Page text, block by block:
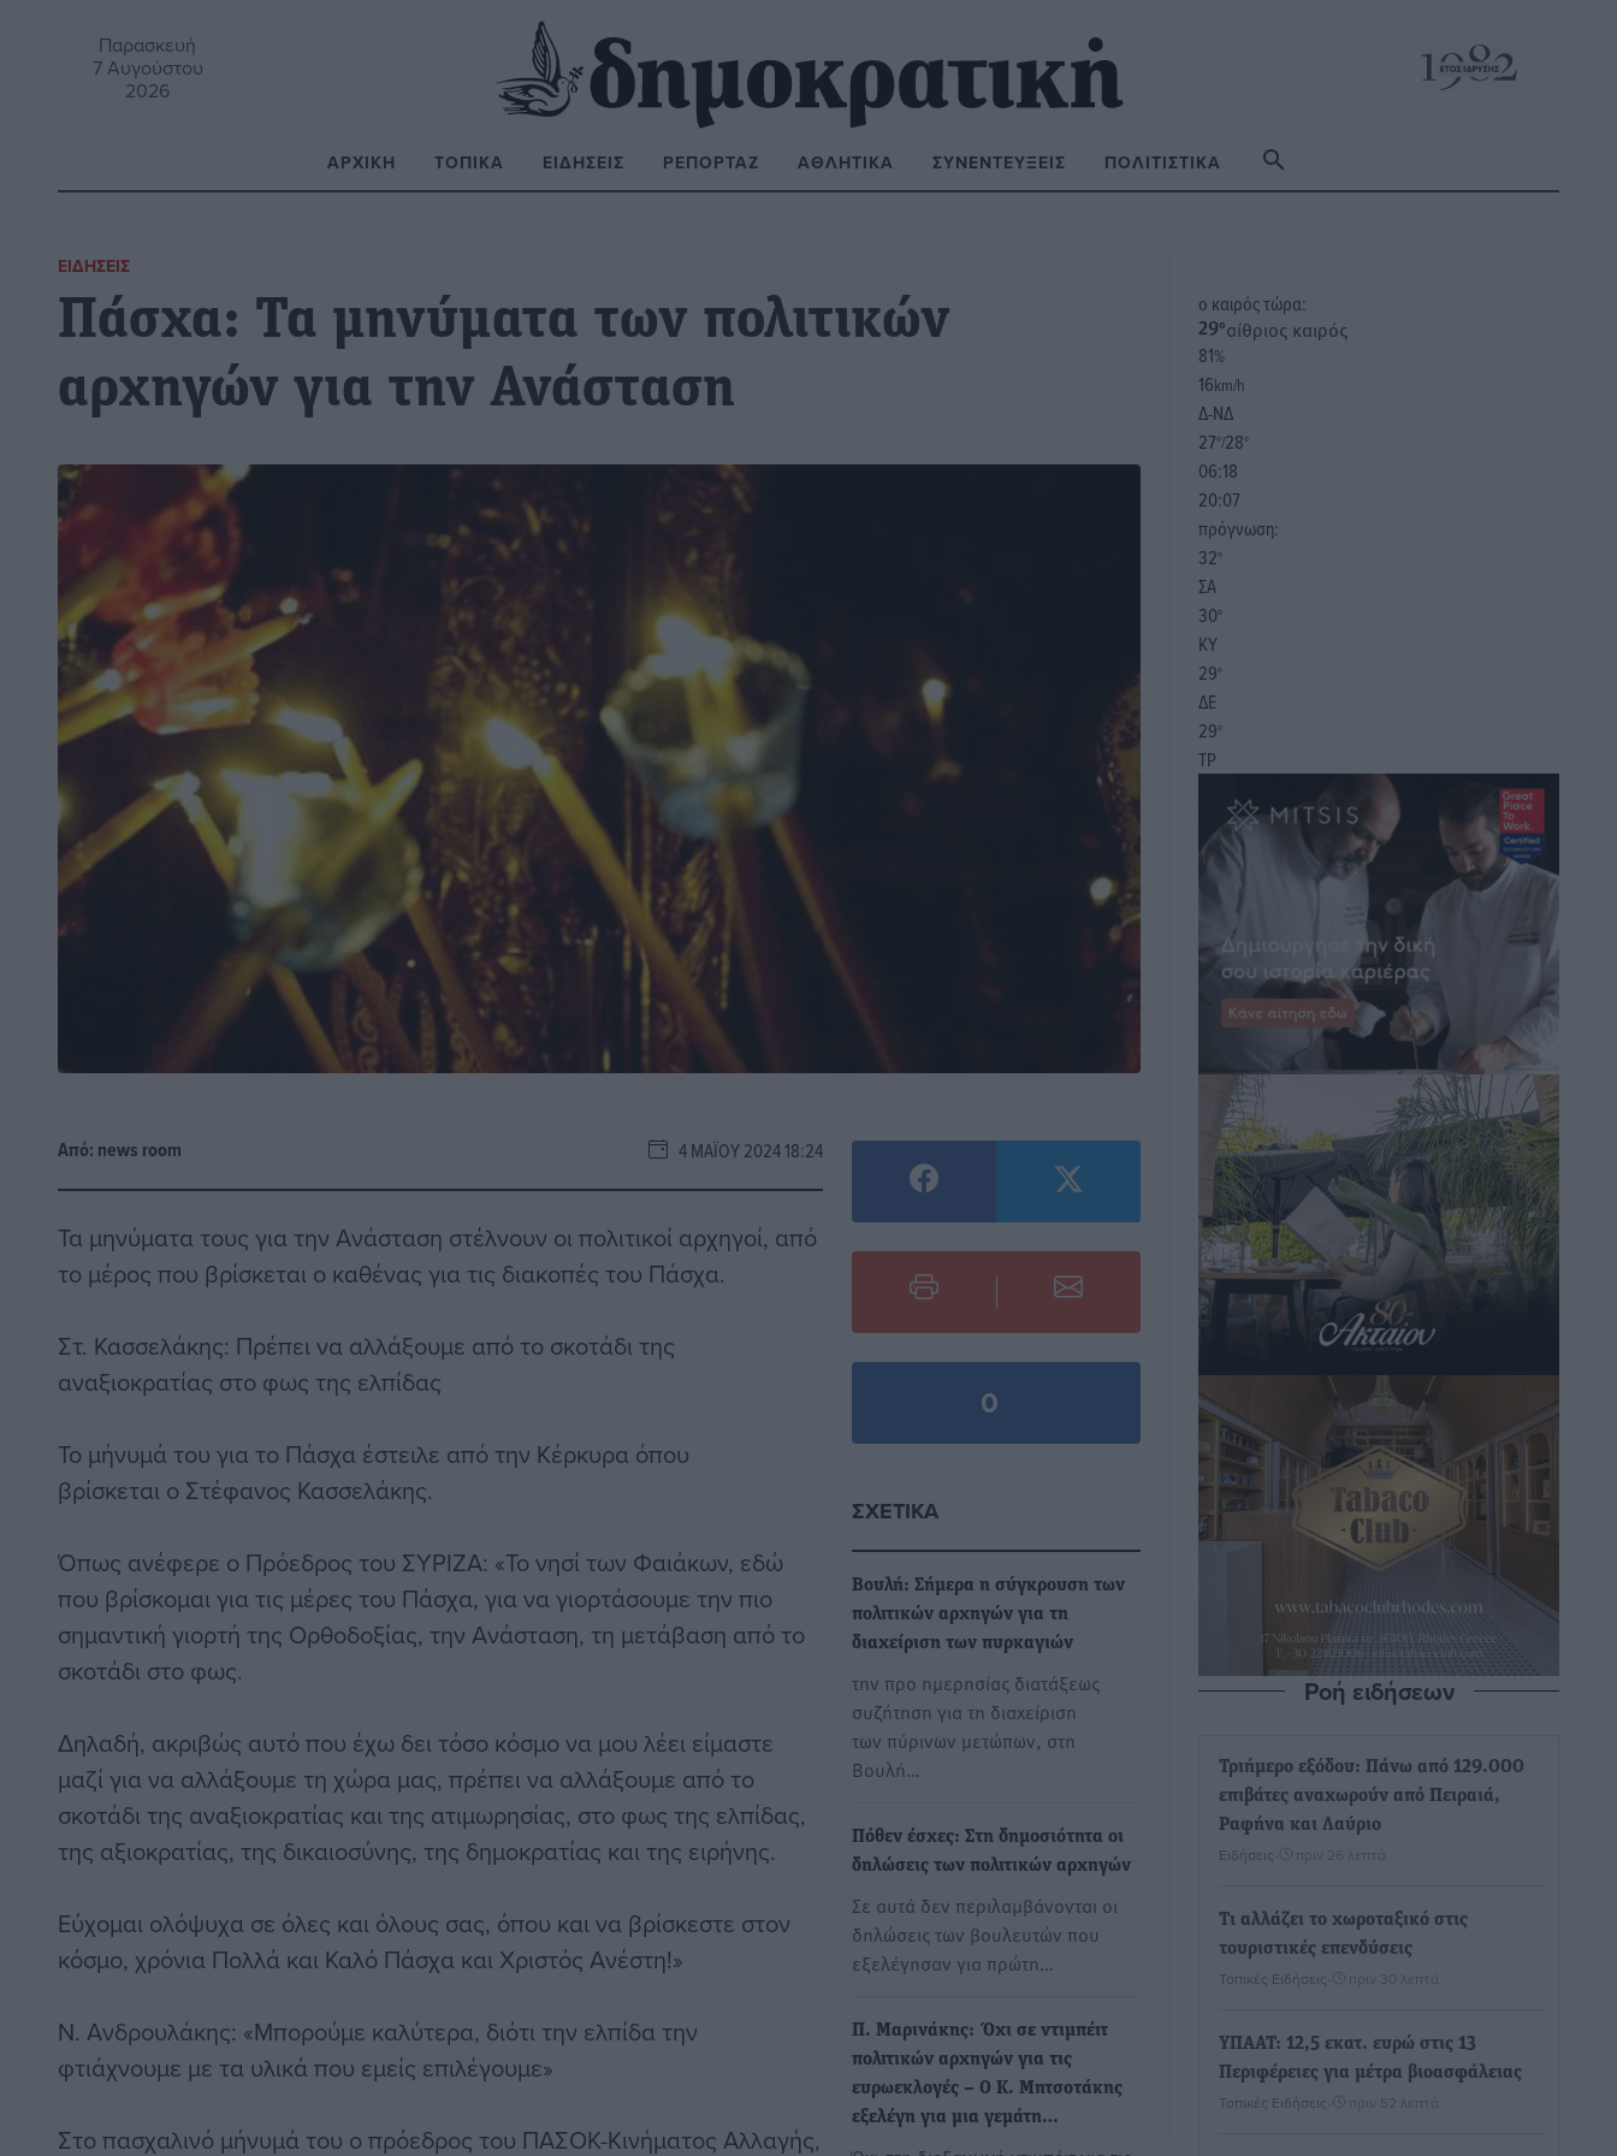
Παρασκευή
7 Αυγούστου
2026
ΑΡΧΙΚΉ ΤΟΠΙΚΆ ΕΙΔΉΣΕΙΣ ΡΕΠΟΡΤΆΖ ΑΘΛΗΤΙΚΆ ΣΥΝΕΝΤΕΎΞΕΙΣ ΠΟΛΙΤΙΣΤΙΚΆ
ΕΙΔΉΣΕΙΣ
Πάσχα: Τα μηνύματα των πολιτικών
αρχηγών για την Ανάσταση
Από: news room 4 ΜΑΪ́ΟΥ 2024 18:24
Τα μηνύματα τους για την Ανάσταση στέλνουν οι πολιτικοί αρχηγοί, από
το μέρος που βρίσκεται ο καθένας για τις διακοπές του Πάσχα.
Στ. Κασσελάκης: Πρέπει να αλλάξουμε από το σκοτάδι της
αναξιοκρατίας στο φως της ελπίδας
Το μήνυμά του για το Πάσχα έστειλε από την Κέρκυρα όπου
βρίσκεται ο Στέφανος Κασσελάκης.
Όπως ανέφερε ο Πρόεδρος του ΣΥΡΙΖΑ: «Το νησί των Φαιάκων, εδώ
που βρίσκομαι για τις μέρες του Πάσχα, για να γιορτάσουμε την πιο
σημαντική γιορτή της Ορθοδοξίας, την Ανάσταση, τη μετάβαση από το
σκοτάδι στο φως.
Δηλαδή, ακριβώς αυτό που έχω δει τόσο κόσμο να μου λέει είμαστε
μαζί για να αλλάξουμε τη χώρα μας, πρέπει να αλλάξουμε από το
σκοτάδι της αναξιοκρατίας και της ατιμωρησίας, στο φως της ελπίδας,
της αξιοκρατίας, της δικαιοσύνης, της δημοκρατίας και της ειρήνης.
Εύχομαι ολόψυχα σε όλες και όλους σας, όπου και να βρίσκεστε στον
κόσμο, χρόνια Πολλά και Καλό Πάσχα και Χριστός Ανέστη!»
Ν. Ανδρουλάκης: «Μπορούμε καλύτερα, διότι την ελπίδα την
φτιάχνουμε με τα υλικά που εμείς επιλέγουμε»
Στο πασχαλινό μήνυμά του ο πρόεδρος του ΠΑΣΟΚ-Κινήματος Αλλαγής,
0
ΣΧΕΤΙΚΆ
Βουλή: Σήμερα η σύγκρουση των
πολιτικών αρχηγών για τη
διαχείριση των πυρκαγιών
την προ ημερησίας διατάξεως
συζήτηση για τη διαχείριση
των πύρινων μετώπων, στη
Βουλή…
Πόθεν έσχες: Στη δημοσιότητα οι
δηλώσεις των πολιτικών αρχηγών
Σε αυτά δεν περιλαμβάνονται οι
δηλώσεις των βουλευτών που
εξελέγησαν για πρώτη…
Π. Μαρινάκης: Όχι σε ντιμπέιτ
πολιτικών αρχηγών για τις
ευρωεκλογές – Ο Κ. Μητσοτάκης
εξελέγη για μια γεμάτη…
o καιρός τώρα:
29°αίθριος καιρός
81%
16km/h
Δ-ΝΔ
27°/28°
06:18
20:07
πρόγνωση:
32°
ΣΑ
30°
ΚΥ
29°
ΔΕ
29°
ΤΡ
Ροή ειδήσεων
Τριήμερο εξόδου: Πάνω από 129.000
επιβάτες αναχωρούν από Πειραιά,
Ραφήνα και Λαύριο
Ειδήσεις πριν 26 λεπτά
Τι αλλάζει το χωροταξικό στις
τουριστικές επενδύσεις
Τοπικές Ειδήσεις πριν 30 λεπτά
ΥΠΑΑΤ: 12,5 εκατ. ευρώ στις 13
Περιφέρειες για μέτρα βιοασφάλειας
Τοπικές Ειδήσεις πριν 52 λεπτά